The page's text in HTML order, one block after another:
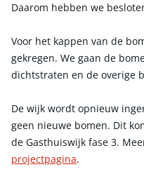
Daarom hebben we
Voor het kappen van de
gekregen. We gaan de
dichtstraten en de overige
De wijk wordt opnieuw
geen nieuwe bomen. Dit
de Gasthuiswijk fase 3.
projectpagina.